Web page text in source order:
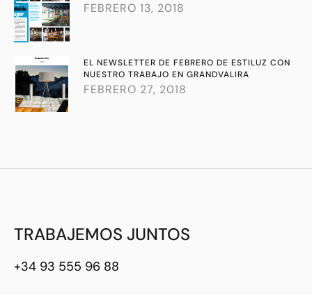
FEBRERO 13, 2018
EL NEWSLETTER DE FEBRERO DE ESTILUZ CON
NUESTRO TRABAJO EN GRANDVALIRA
FEBRERO 27, 2018
TRABAJEMOS JUNTOS
+34 93 555 96 88